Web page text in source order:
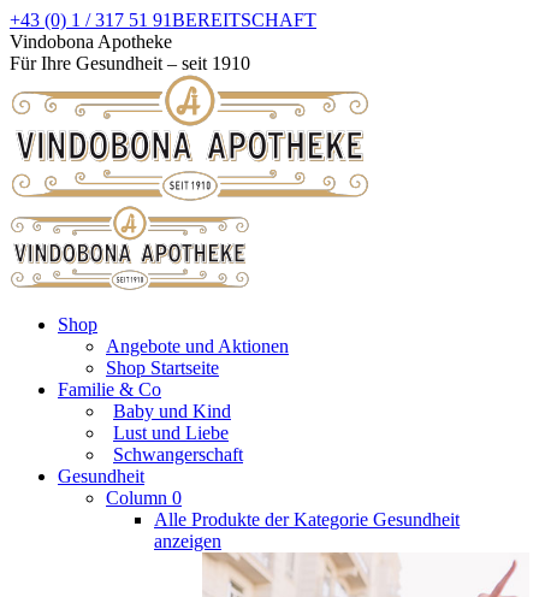
Zum
Inhalt
springen
+43 (0) 1 / 317 51 91BEREITSCHAFT
Facebook
page
in
new
window
Instagram
page
in
new
window
Vindobona Apotheke
Für Ihre Gesundheit – seit 1910
Shop
Angebote und Aktionen
Shop Startseite
Familie & Co
Baby und Kind
Lust und Liebe
Schwangerschaft
Gesundheit
Column 0
Alle Produkte der Kategorie Gesundheit
anzeigen